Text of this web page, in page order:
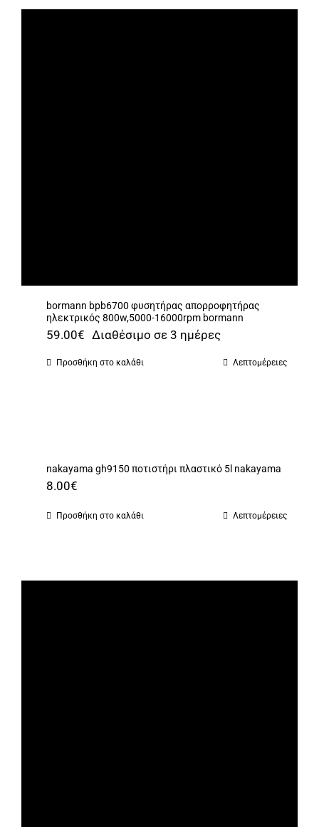
bormann bpb6700 φυσητήρας απορροφητήρας
ηλεκτρικός 800w,5000-16000rpm bormann
59.00€ Διαθέσιμο σε 3 ημέρες
Προσθήκη στο καλάθι Λεπτομέρειες
nakayama gh9150 ποτιστήρι πλαστικό 5l nakayama
8.00€
Προσθήκη στο καλάθι Λεπτομέρειες